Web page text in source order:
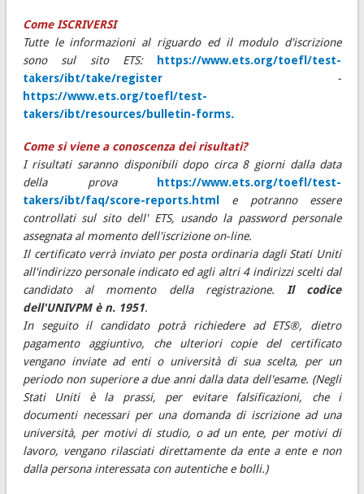
Come ISCRIVERSI
Tutte le informazioni al riguardo ed il modulo d'iscrizione
sono sul sito ETS:
https://www.ets.org/toefl/test-
takers/ibt/take/register-
https://www.ets.org/toefl/test-
takers/ibt/resources/bulletin-forms.
Come si viene a conoscenza dei risultati?
I risultati saranno disponibili dopo circa 8 giorni dalla data
della prova
https://www.ets.org/toefl/test-
takers/ibt/faq/score-reports.html e potranno essere
controllati sul sito dell' ETS, usando la password personale
assegnata al momento dell'iscrizione on-line.
Il certificato verrà inviato per posta ordinaria dagli Stati Uniti
all'indirizzo personale indicato ed agli altri 4 indirizzi scelti dal
candidato al momento della registrazione. Il codice
dell'UNIVPM è n. 1951.
In seguito il candidato potrà richiedere ad ETS®, dietro
pagamento aggiuntivo, che ulteriori copie del certificato
vengano inviate ad enti o università di sua scelta, per un
periodo non superiore a due anni dalla data dell'esame. (Negli
Stati Uniti è la prassi, per evitare falsificazioni, che i
documenti necessari per una domanda di iscrizione ad una
università, per motivi di studio, o ad un ente, per motivi di
lavoro, vengano rilasciati direttamente da ente a ente e non
dalla persona interessata con autentiche e bolli.)